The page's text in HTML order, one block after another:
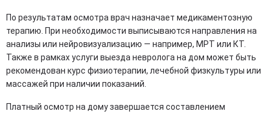
По результатам осмотра врач назначает медикаментозную
терапию. При необходимости выписываются направления на
анализы или нейровизуализацию — например, МРТ или КТ.
Также в рамках услуги выезда невролога на дом может быть
рекомендован курс физиотерапии, лечебной физкультуры или
массажей при наличии показаний.
Платный осмотр на дому завершается составлением